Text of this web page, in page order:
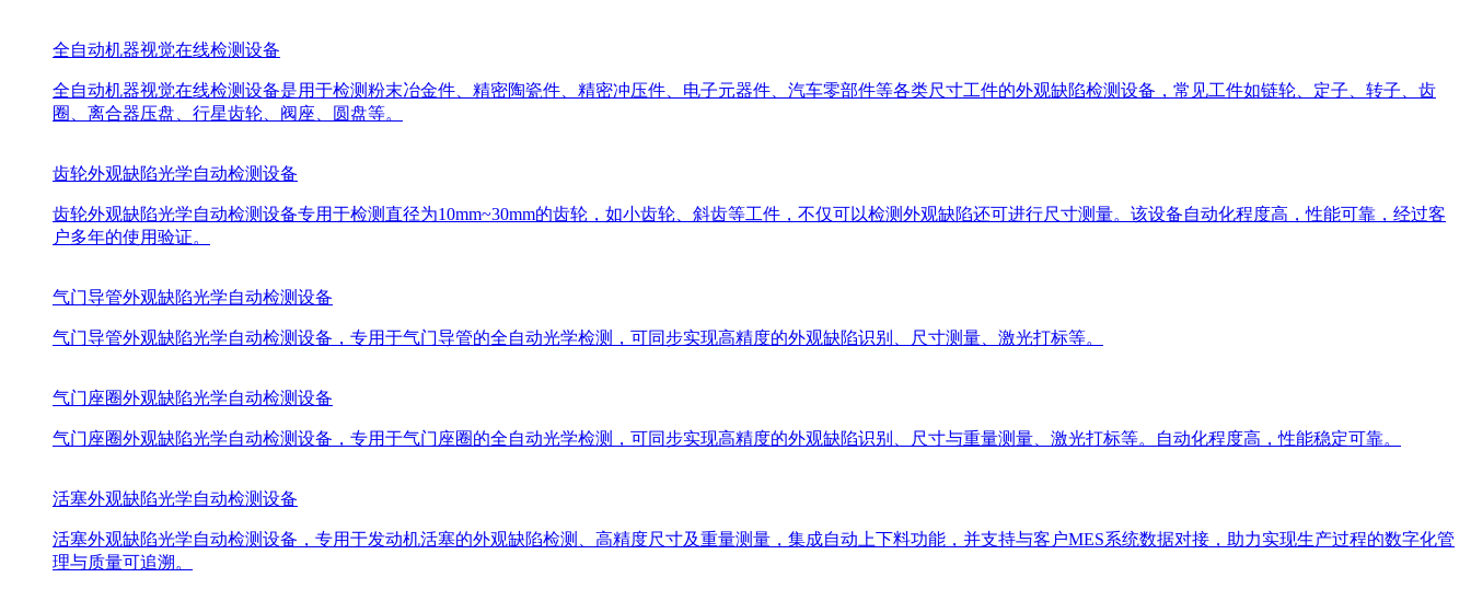
全自动机器视觉在线检测设备
全自动机器视觉在线检测设备是用于检测粉末冶金件、精密陶瓷件、精密冲压件、电子元器件、汽车零部件等各类尺寸工件的外观缺陷检测设备，常见工件如链轮、定子、转子、齿
圈、离合器压盘、行星齿轮、阀座、圆盘等。
齿轮外观缺陷光学自动检测设备
齿轮外观缺陷光学自动检测设备专用于检测直径为10mm~30mm的齿轮，如小齿轮、斜齿等工件，不仅可以检测外观缺陷还可进行尺寸测量。该设备自动化程度高，性能可靠，经过客
户多年的使用验证。
气门导管外观缺陷光学自动检测设备
气门导管外观缺陷光学自动检测设备，专用于气门导管的全自动光学检测，可同步实现高精度的外观缺陷识别、尺寸测量、激光打标等。
气门座圈外观缺陷光学自动检测设备
气门座圈外观缺陷光学自动检测设备，专用于气门座圈的全自动光学检测，可同步实现高精度的外观缺陷识别、尺寸与重量测量、激光打标等。自动化程度高，性能稳定可靠。
活塞外观缺陷光学自动检测设备
活塞外观缺陷光学自动检测设备，专用于发动机活塞的外观缺陷检测、高精度尺寸及重量测量，集成自动上下料功能，并支持与客户MES系统数据对接，助力实现生产过程的数字化管
理与质量可追溯。